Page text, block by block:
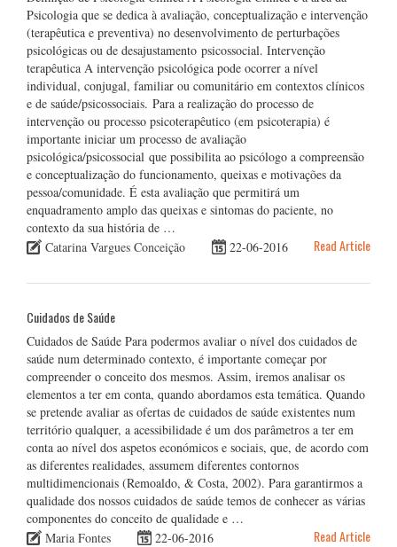
Psicologia que se dedica à avaliação, conceptualização e intervenção
(terapêutica e preventiva) no desenvolvimento de perturbações
psicológicas ou de desajustamento psicossocial. Intervenção
terapêutica A intervenção psicológica pode ocorrer a nível
individual, conjugal, familiar ou comunitário em contextos clínicos
e de saúde/psicossociais. Para a realização do processo de
intervenção ou processo psicoterapêutico (em psicoterapia) é
importante iniciar um processo de avaliação
psicológica/psicossocial que possibilita ao psicólogo a compreensão
e conceptualização do funcionamento, queixas e motivações da
pessoa/comunidade. É esta avaliação que permitirá um
enquadramento amplo das queixas e sintomas do paciente, no
contexto da sua história de …
Catarina Vargues Conceição
22-06-2016 Read Article
Cuidados de Saúde
Cuidados de Saúde Para podermos avaliar o nível dos cuidados de
saúde num determinado contexto, é importante começar por
compreender o conceito dos mesmos. Assim, iremos analisar os
elementos a ter em conta, quando abordamos esta temática. Quando
se pretende avaliar as ofertas de cuidados de saúde existentes num
território qualquer, a acessibilidade é um dos parâmetros a ter em
conta ao nível dos aspetos económicos e sociais, que, de acordo com
as diferentes realidades, assumem diferentes contornos
multidimencionais (Remoaldo, & Costa, 2002). Para garantirmos a
qualidade dos nossos cuidados de saúde temos de conhecer as várias
componentes do conceito de qualidade e …
Maria Fontes
22-06-2016 Read Article